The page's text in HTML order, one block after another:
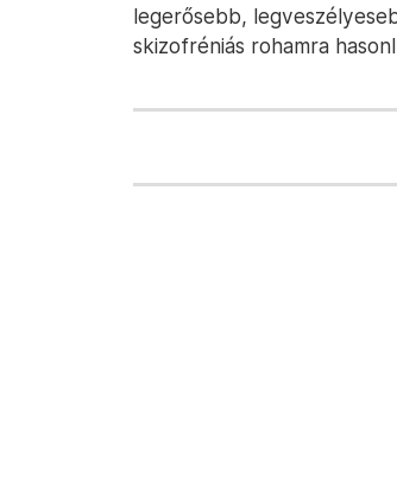
legerősebb,
skizofréniás rohamra